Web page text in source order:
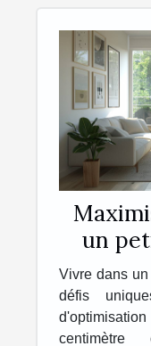
un
Vivre dans
défis